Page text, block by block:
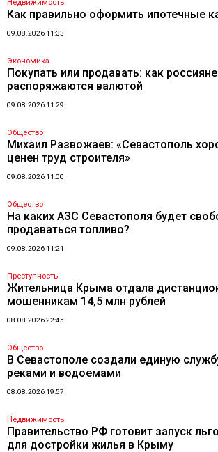
Недвижимость
Как правильно оформить ипотечные
09.08.2026 11:33
Экономика
Покупать или продавать: как россияне
распоряжаются валютой
09.08.2026 11:29
Общество
Михаил Развожаев: «Севастополь
ценен труд строителя»
09.08.2026 11:00
Общество
На каких АЗС Севастополя будет
продаваться топливо?
09.08.2026 11:21
Преступность
Жительница Крыма отдала
мошенникам 14,5 млн рублей
08.08.2026 22:45
Общество
В Севастополе создали единую
реками и водоемами
08.08.2026 19:57
Недвижимость
Правительство РФ готовит запуск
для достройки жилья в Крыму